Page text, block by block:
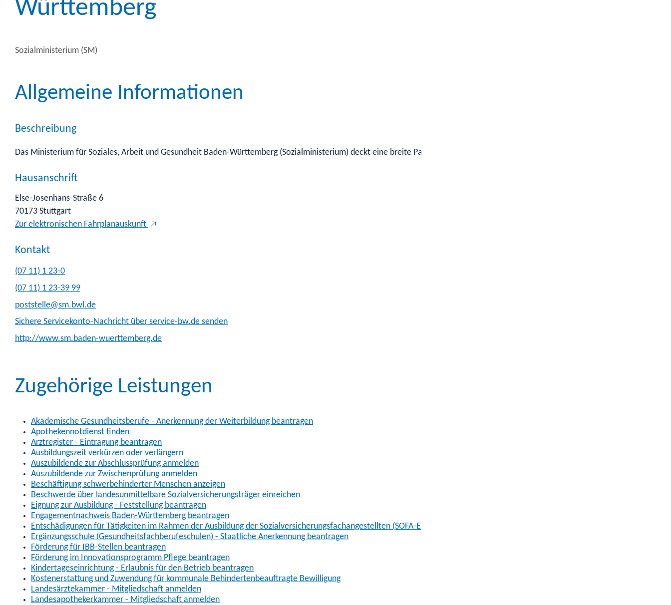
Württemberg
Sozialministerium (SM)
Allgemeine Informationen
Beschreibung
Das Ministerium für Soziales, Arbeit und Gesundheit Baden-Württemberg (Sozialministerium) deckt eine breite Palette unterschiedlichster gesellschaftlicher Lebenslagen ab.
Hausanschrift
Else-Josenhans-Straße 6
70173 Stuttgart
Zur elektronischen Fahrplanauskunft
Kontakt
(07 11) 1 23-0
(07 11) 1 23-39 99
poststelle@sm.bwl.de
Sichere Servicekonto-Nachricht über service-bw.de senden
http://www.sm.baden-wuerttemberg.de
Zugehörige Leistungen
Akademische Gesundheitsberufe - Anerkennung der Weiterbildung beantragen
Apothekennotdienst finden
Arztregister - Eintragung beantragen
Ausbildungszeit verkürzen oder verlängern
Auszubildende zur Abschlussprüfung anmelden
Auszubildende zur Zwischenprüfung anmelden
Beschäftigung schwerbehinderter Menschen anzeigen
Beschwerde über landesunmittelbare Sozialversicherungsträger einreichen
Eignung zur Ausbildung - Feststellung beantragen
Engagementnachweis Baden-Württemberg beantragen
Entschädigungen für Tätigkeiten im Rahmen der Ausbildung der Sozialversicherungsfachangestellten (SOFA-Entschädigungen)
Ergänzungsschule (Gesundheitsfachberufeschulen) - Staatliche Anerkennung beantragen
Förderung für IBB-Stellen beantragen
Förderung im Innovationsprogramm Pflege beantragen
Kindertageseinrichtung - Erlaubnis für den Betrieb beantragen
Kostenerstattung und Zuwendung für kommunale Behindertenbeauftragte Bewilligung
Landesärztekammer - Mitgliedschaft anmelden
Landesapothekerkammer - Mitgliedschaft anmelden